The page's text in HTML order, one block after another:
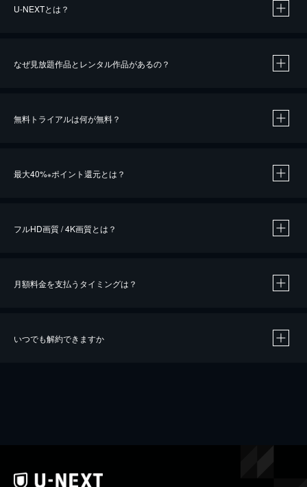
U-NEXTとは？
なぜ見放題作品とレンタル作品があるの？
無料トライアルは何が無料？
最大40%※ポイント還元とは？
※40％ポイント還元の対象は、クレジットカード決済による作品の購入 / レンタルです。
フルHD画質 / 4K画質とは？
月額料金を支払うタイミングは？
いつでも解約できますか